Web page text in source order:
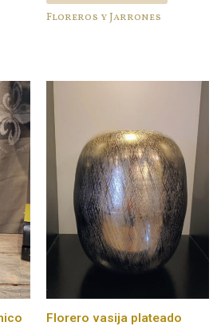
Floreros y Jarrones
Florero vasija plateado